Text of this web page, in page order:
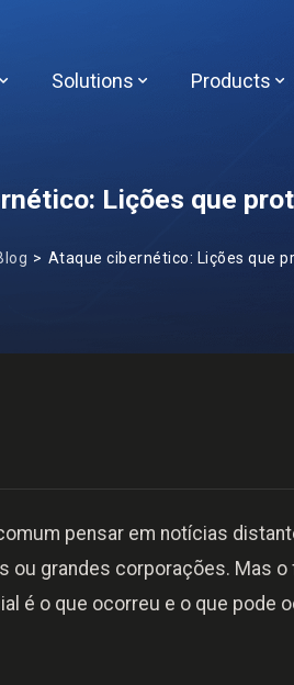
Solutions Products
Lições que
Ataque cibernético: Lições que
pensar em notícias
ou grandes corporações. Mas
é o que ocorreu e o que pode